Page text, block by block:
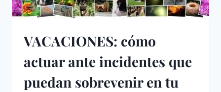
VACACIONES: cómo
actuar ante incidentes que
puedan sobrevenir en tu